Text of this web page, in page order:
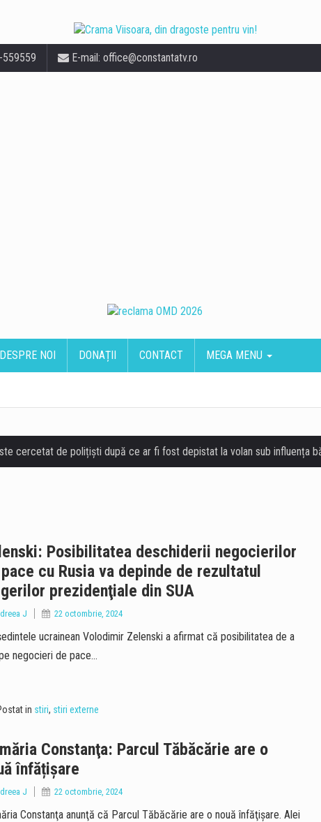
E-mail: office@constantatv.ro
DESPRE NOI DONAȚII CONTACT MEGA MENU
Posibilitatea deschiderii negocierilor
cu Rusia va depinde de rezultatul
prezidenţiale din SUA
J 22 octombrie, 2024
ucrainean Volodimir Zelenski a afirmat că posibilitatea de a
negocieri de pace…
in stiri, stiri externe
Constanţa: Parcul Tăbăcărie are o
înfățișare
J 22 octombrie, 2024
Constanţa anunţă că Parcul Tăbăcărie are o nouă înfăţişare. Alei